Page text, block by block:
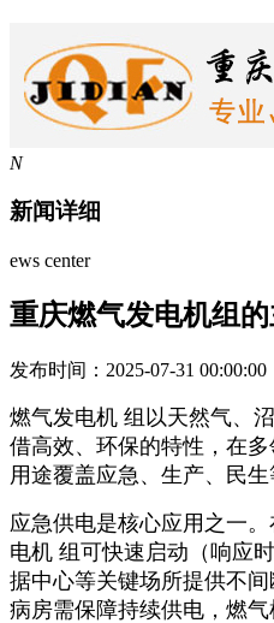
N
新闻详细
ews center
重庆燃气发电机组
发布时间：2025-07-31 00:00:00
燃气发电机 组以天然气、
借高效、环保的特性，在
用途覆盖应急、生产、民生
应急供电是核心应用之一
电机 组可快速启动（响应
据中心等关键场所提供不间
病房需保障持续供电，燃